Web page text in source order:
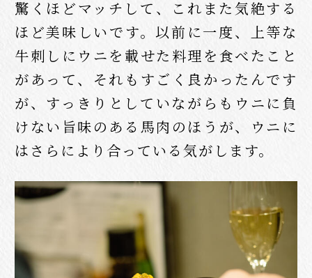
驚くほどマッチして、これまた気絶する
ほど美味しいです。以前に一度、上等な
牛刺しにウニを載せた料理を食べたこと
があって、それもすごく良かったんです
が、すっきりとしていながらもウニに負
けない旨味のある馬肉のほうが、ウニに
はさらにより合っている気がします。